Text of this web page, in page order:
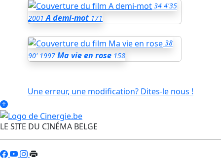
34 4'35
2001 A demi-mot 171
38
90' 1997 Ma vie en rose 158
Une erreur, une modification? Dites-le nous !
LE SITE DU CINÉMA BELGE